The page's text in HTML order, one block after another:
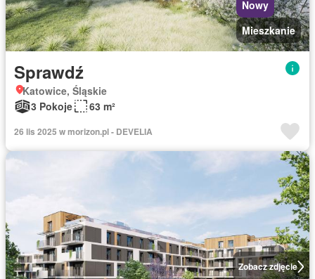
Nowy
Mieszkanie
Sprawdź
Katowice, Śląskie
3 Pokoje
63 m²
26 lis 2025 w morizon.pl - DEVELIA
Zobacz zdjęcie